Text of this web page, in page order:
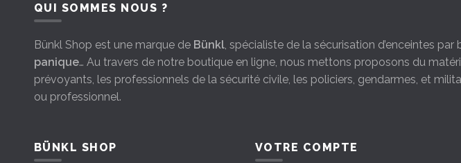
QUI SOMMES NOUS ?
Bünkl Shop est une marque de Bünkl, spécialiste de la sécurisation d’enceintes
panique… Au travers de notre boutique en ligne, nous mettons proposons du
prévoyants, les professionnels de la sécurité civile, les policiers, gendarmes, et
ou professionnel.
BÜNKL SHOP VOTRE COMPTE